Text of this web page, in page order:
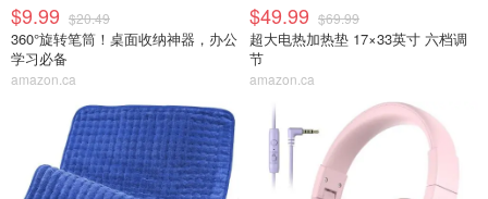
$9.99 $20.49
360°旋转笔筒！桌面收纳神器，办公
学习必备
amazon.ca
$49.99 $69.99
超大电热加热垫 17×33英寸 六档调
节
amazon.ca